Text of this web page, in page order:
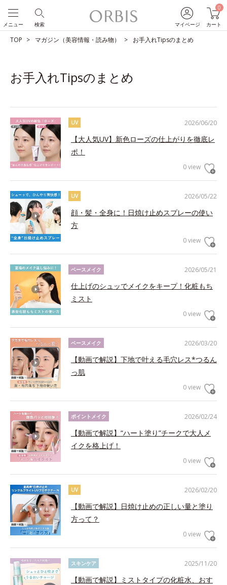
マイページ
0
カート
検索
メニュー
TOP マガジン（美容情報・読み物） お手入れTipsのまとめ
お手入れTipsのまとめ
2026/06/20
UV
【大人気UV】新色ローズの仕上がりを徹底レ
ポ！
0 view
2026/05/22
UV
顔・髪・全身に！日焼け止めスプレーの使い
方
0 view
2026/05/21
ベースメイク
仕上げのシュッでメイクをキープ！化粧もち
ミスト
0 view
2026/03/20
ベースメイク
【動画で解説】下地で叶える毛穴レス*つるん
っ肌
0 view
2026/02/24
ポイントメイク
【動画で解説】“ハート塗り”チークで大人メ
イクを格上げ！
0 view
2026/02/20
UV
【動画で解説】日焼け止めの正しい量と塗り
方って？
0 view
2025/11/20
スキンケア
【動画で解説】ミストタイプの化粧水、おす